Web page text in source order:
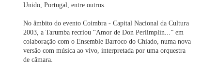
Unido, Portugal, entre outros.
No âmbito do evento Coimbra - Capital Nacional da Cultura
2003, a Tarumba recriou “Amor de Don Perlimplín...” em
colaboração com o Ensemble Barroco do Chiado, numa nova
versão com música ao vivo, interpretada por uma orquestra
de câmara.